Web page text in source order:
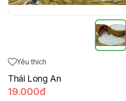
Yêu thích
Thái Long An
19.000đ